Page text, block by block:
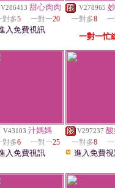
V286413 甜心肉肉
對多5 一對一20
入免費視訊
V278965
一對多8
一對一忙
V43103 汁媽媽
對多6 一對一25
入免費視訊
V297237
一對多8
進入免費